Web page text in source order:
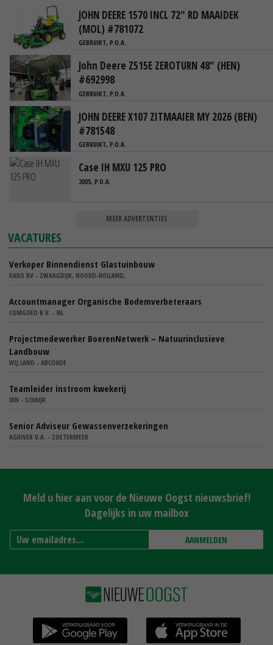
JOHN DEERE 1570 INCL 72" RD MAAIDEK
(MOL) #781072
GEBRUIKT, P.O.A.
John Deere Z515E ZEROTURN 48" (HEN)
#692998
GEBRUIKT, P.O.A.
JOHN DEERE X107 ZITMAAIER MY 2026 (BEN)
#781548
GEBRUIKT, P.O.A.
Case IH MXU 125 PRO
2005, P.O.A.
MEER ADVERTENTIES
VACATURES
Verkoper Binnendienst Glastuinbouw
KARO BV - ZWAAGDIJK, NOORD-HOLLAND,
Accountmanager Organische Bodemverbeteraars
COMGOED B.V. - NL
Projectmedewerker BoerenNetwerk – Natuurinclusieve
Landbouw
WIJ.LAND - ABCOUDE
Teamleider instroom kwekerij
IBN - SCHAIJK
Senior Adviseur Gewassenverzekeringen
AGRIVER U.A. - ZOETERMEER
Meld u hier aan voor de Nieuwe Oogst nieuwsbrief!
Dagelijks in uw mailbox
AANMELDEN